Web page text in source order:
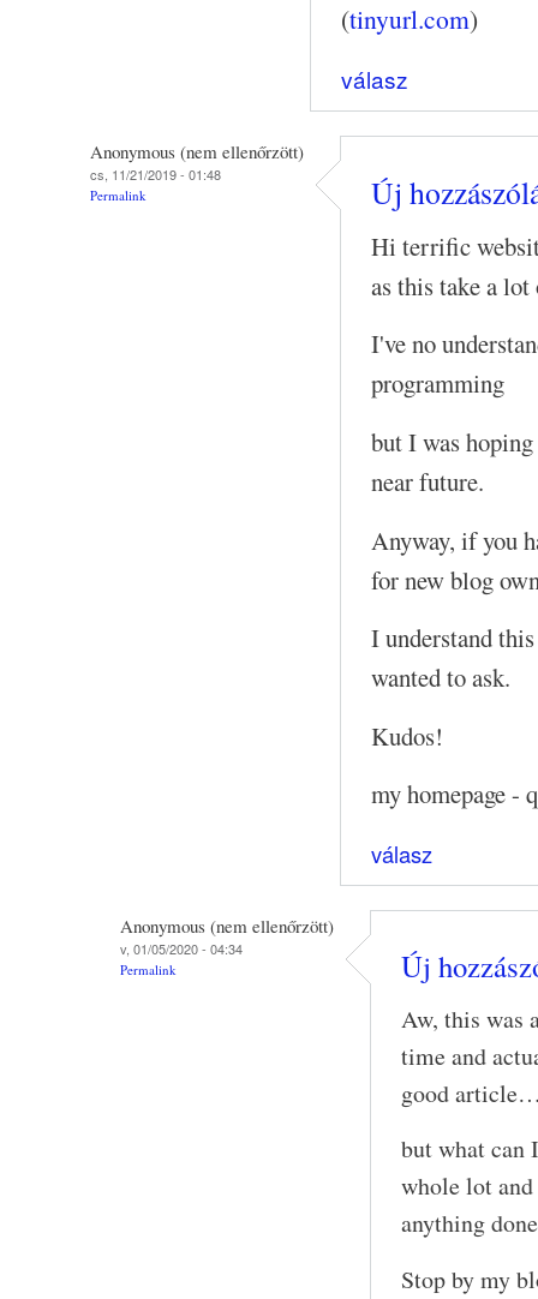
(tinyurl.com)
válasz
Anonymous (nem ellenőrzött)
cs, 11/21/2019 - 01:48
Permalink Új
Hi terrific
as this take a
I've no
programming
but I was
near future.
Anyway, if you
for new blog
I understand
wanted to ask.
Kudos!
my homepage -
válasz
Anonymous (nem ellenőrzött)
v, 01/05/2020 - 04:34
Permalink Új
Aw, this was
time and
good
but what
whole lot
anything
Stop by my